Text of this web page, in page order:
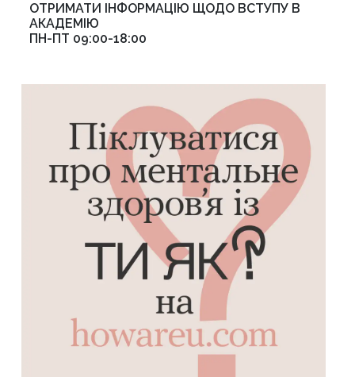
ОТРИМАТИ ІНФОРМАЦІЮ ЩОДО ВСТУПУ В
АКАДЕМІЮ
ПН-ПТ 09:00-18:00